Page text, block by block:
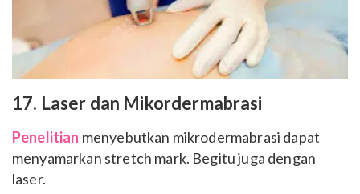
17. Laser dan Mikordermabrasi
Penelitian menyebutkan mikrodermabrasi dapat
menyamarkan stretch mark. Begitu juga dengan
laser.